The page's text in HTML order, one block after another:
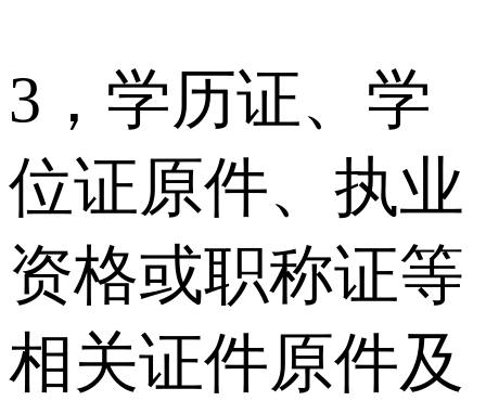
3，学历证、学
位证原件、执业
资格或职称证等
相关证件原件及